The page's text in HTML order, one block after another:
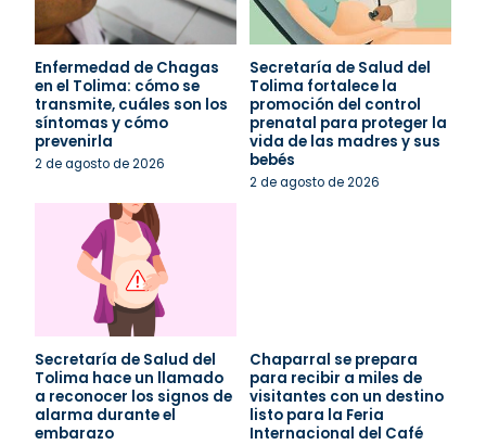
Enfermedad de Chagas
en el Tolima: cómo se
transmite, cuáles son los
síntomas y cómo
prevenirla
2 de agosto de 2026
Secretaría de Salud del
Tolima fortalece la
promoción del control
prenatal para proteger la
vida de las madres y sus
bebés
2 de agosto de 2026
Secretaría de Salud del
Tolima hace un llamado
a reconocer los signos de
alarma durante el
embarazo
Chaparral se prepara
para recibir a miles de
visitantes con un destino
listo para la Feria
Internacional del Café